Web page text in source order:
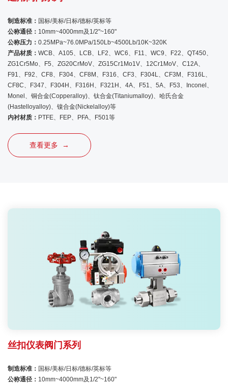
制造标准： 国标/美标/日标/德标/英标等
公称通径： 10mm~4000mm及1/2"~160"
公称压力： 0.25MPa~76.0MPa/150Lb~4500Lb/10K~320K
产品材质： WCB、A105、LCB、LF2、WC6、F11、WC9、F22、QT450、
ZG1Cr5Mo、F5、ZG20CrMoV、ZG15Cr1Mo1V、12Cr1MoV、C12A、
F91、F92、CF8、F304、CF8M、F316、CF3、F304L、CF3M、F316L、
CF8C、F347、F304H、F316H、F321H、4A、F51、5A、F53、Inconel、
Monel、铜合金(Copperalloy)、钛合金(Titaniumalloy)、哈氏合金
(Hastelloyalloy)、镍合金(Nickelalloy)等
内衬材质： PTFE、FEP、PFA、F501等
查看更多 →
丝扣仪表阀门系列
制造标准： 国标/美标/日标/德标/英标等
公称通径： 10mm~4000mm及1/2"~160"